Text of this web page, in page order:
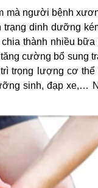
mà người bệnh
dinh dưỡng
thành nhiều
cường bổ sung
trọng lượng cơ
sinh, đạp xe,…